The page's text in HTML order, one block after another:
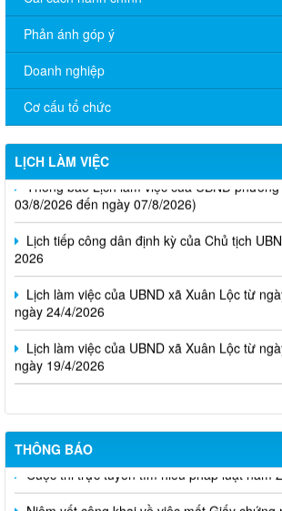
Phản ánh góp ý
Doanh nghiệp
Cơ cấu tổ chức
LỊCH LÀM VIỆC
Thông báo Lịch làm việc của UBND
03/8/2026 đến ngày 07/8/2026)
Lịch tiếp công dân định kỳ của Chủ tịch
2026
Lịch làm việc của UBND xã Xuân Lộc từ
ngày 24/4/2026
Lịch làm việc của UBND xã Xuân Lộc từ
ngày 19/4/2026
THÔNG BÁO
Cuộc thi trực tuyến tìm hiểu pháp luật năm
Niêm yết công khai về việc mất Giấy chứng